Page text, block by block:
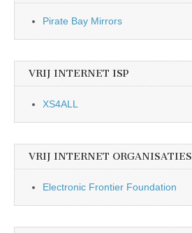
Pirate Bay Mirrors
VRIJ INTERNET ISP
XS4ALL
VRIJ INTERNET ORGANISATIES
Electronic Frontier Foundation